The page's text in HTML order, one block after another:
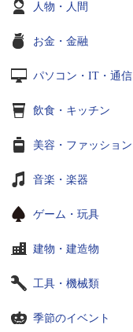
人物・人間
お金・金融
パソコン・IT・通信
飲食・キッチン
美容・ファッション
音楽・楽器
ゲーム・玩具
建物・建造物
工具・機械類
季節のイベント